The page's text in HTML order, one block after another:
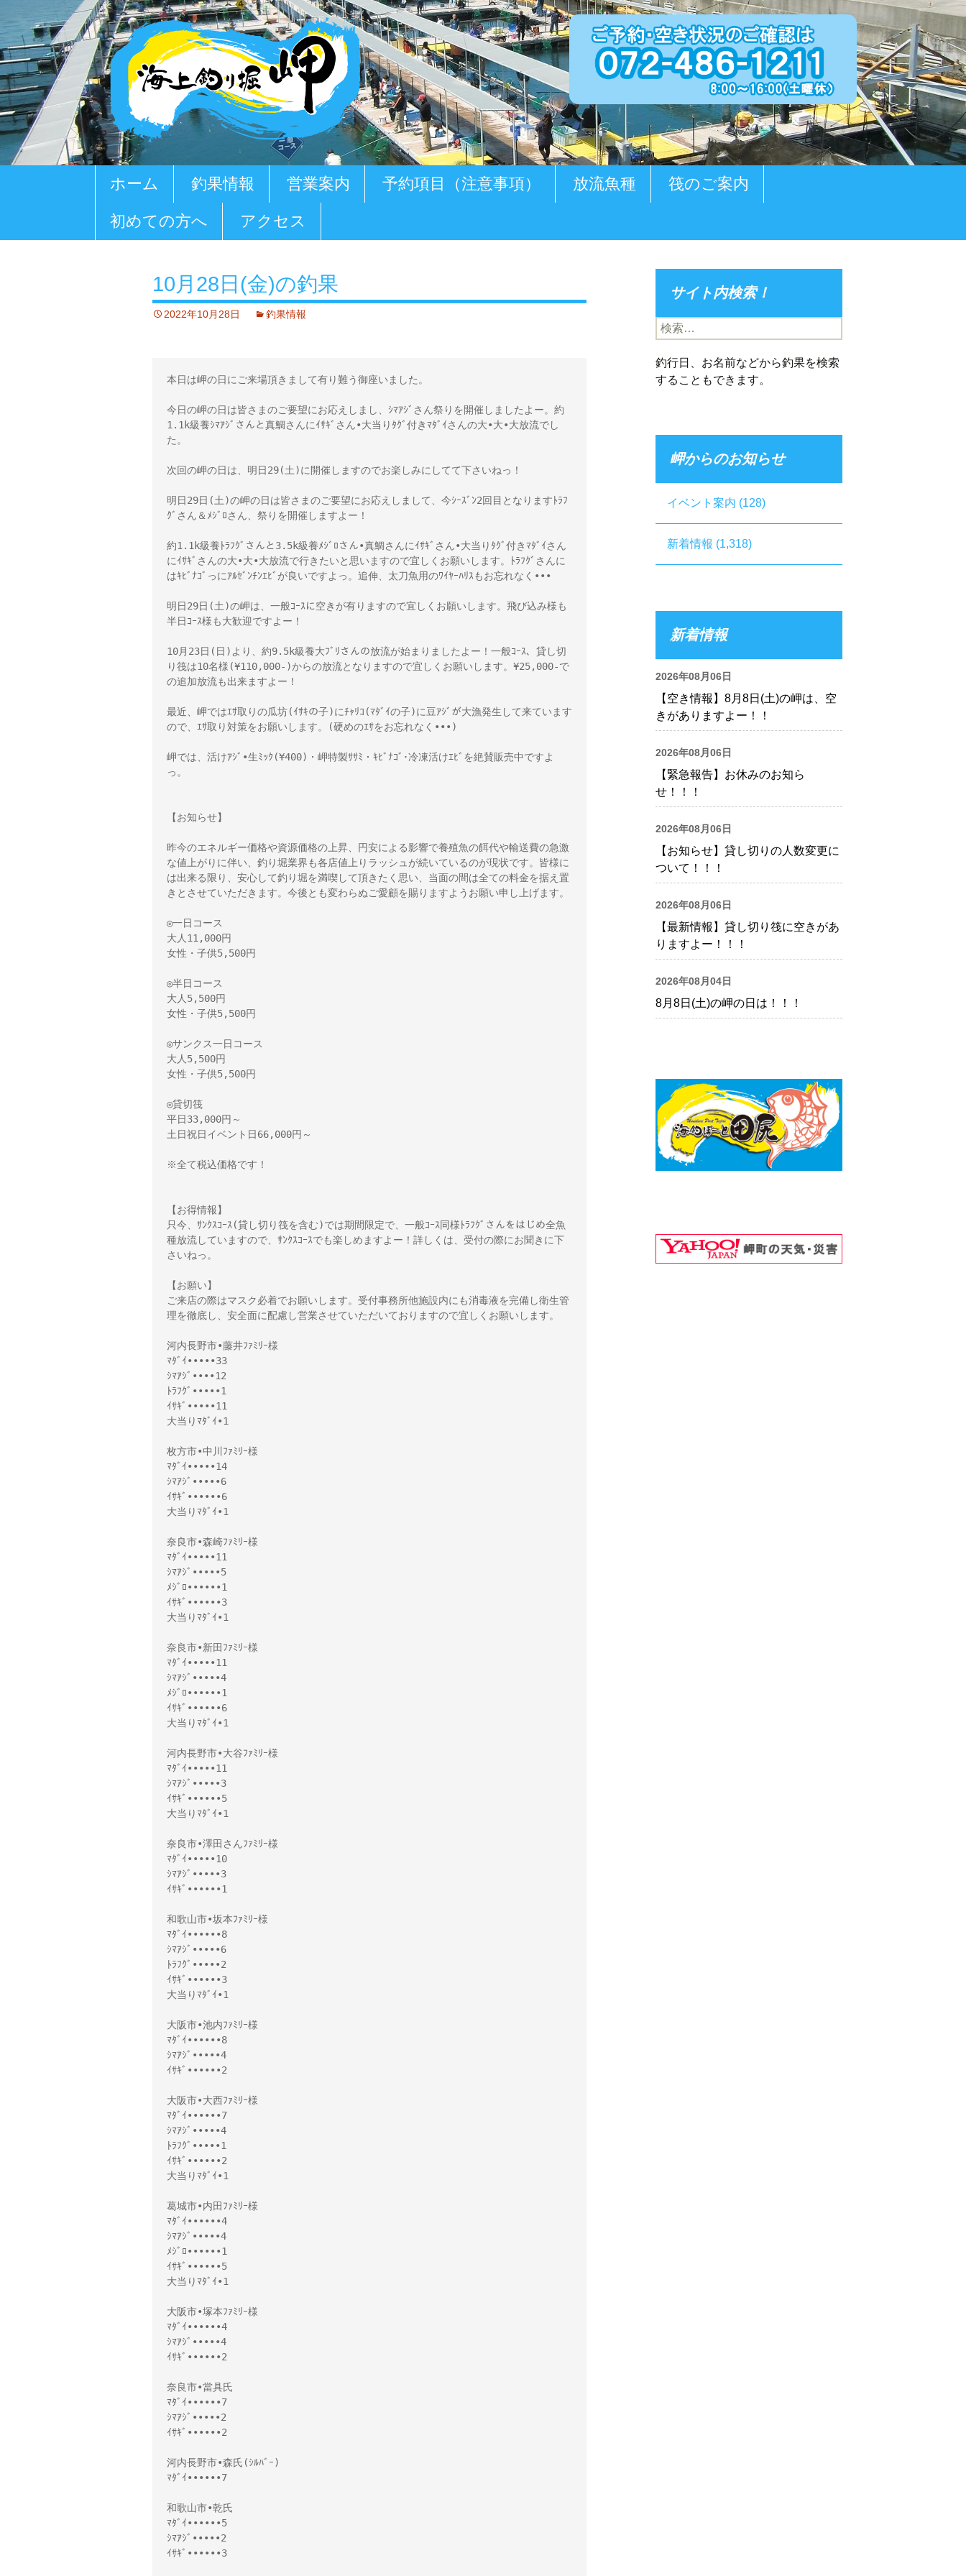
ツ
ホーム 釣果情報 営業案内 予約項目（注意事項） 放流魚種 筏のご案内
初めての方へ アクセス
10月28日(金)の釣果
2022年10月28日 釣果情報
本日は岬の日にご来場頂きまして有り難う御座いました。
今日の岬の日は皆さまのご要望にお応えしまし、ｼﾏｱｼﾞさん祭りを開催しましたよー。約
1.1k級養ｼﾏｱｼﾞさんと真鯛さんにｲｻｷﾞさん•大当りﾀｸﾞ付きﾏﾀﾞｲさんの大•大•大放流でし
た。
次回の岬の日は、明日29(土)に開催しますのでお楽しみにしてて下さいねっ！
明日29日(土)の岬の日は皆さまのご要望にお応えしまして、今ｼｰｽﾞﾝ2回目となりますﾄﾗﾌ
ｸﾞさん＆ﾒｼﾞﾛさん、祭りを開催しますよー！
約1.1k級養ﾄﾗﾌｸﾞさんと3.5k級養ﾒｼﾞﾛさん•真鯛さんにｲｻｷﾞさん•大当りﾀｸﾞ付きﾏﾀﾞｲさん
にｲｻｷﾞさんの大•大•大放流で行きたいと思いますので宜しくお願いします。ﾄﾗﾌｸﾞさんに
はｷﾋﾞﾅｺﾞっにｱﾙｾﾞﾝﾁﾝｴﾋﾞが良いですよっ。追伸、太刀魚用のﾜｲﾔｰﾊﾘｽもお忘れなく•••
明日29日(土)の岬は、一般ｺｰｽに空きが有りますので宜しくお願いします。飛び込み様も
半日ｺｰｽ様も大歓迎ですよー！
10月23日(日)より、約9.5k級養大ﾌﾞﾘさんの放流が始まりましたよー！一般ｺｰｽ、貸し切
り筏は10名様(¥110,000-)からの放流となりますので宜しくお願いします。¥25,000-で
の追加放流も出来ますよー！
最近、岬ではｴｻ取りの瓜坊(ｲｻｷの子)にﾁｬﾘｺ(ﾏﾀﾞｲの子)に豆ｱｼﾞが大漁発生して来ています
ので、ｴｻ取り対策をお願いします。(硬めのｴｻをお忘れなく•••)
岬では、活けｱｼﾞ•生ﾐｯｸ(¥400)・岬特製ｻｻﾐ・ｷﾋﾞﾅｺﾞ･冷凍活けｴﾋﾞを絶賛販売中ですよ
っ。
【お知らせ】
昨今のエネルギー価格や資源価格の上昇、円安による影響で養殖魚の餌代や輸送費の急激
な値上がりに伴い、釣り堀業界も各店値上りラッシュが続いているのが現状です。皆様に
は出来る限り、安心して釣り堀を満喫して頂きたく思い、当面の間は全ての料金を据え置
きとさせていただきます。今後とも変わらぬご愛顧を賜りますようお願い申し上げます。
◎一日コース
大人11,000円
女性・子供5,500円
◎半日コース
大人5,500円
女性・子供5,500円
◎サンクス一日コース
大人5,500円
女性・子供5,500円
◎貸切筏
平日33,000円～
土日祝日イベント日66,000円～
※全て税込価格です！
【お得情報】
只今、ｻﾝｸｽｺｰｽ(貸し切り筏を含む)では期間限定で、一般ｺｰｽ同様ﾄﾗﾌｸﾞさんをはじめ全魚
種放流していますので、ｻﾝｸｽｺｰｽでも楽しめますよー！詳しくは、受付の際にお聞きに下
さいねっ。
【お願い】
ご来店の際はマスク必着でお願いします。受付事務所他施設内にも消毒液を完備し衛生管
理を徹底し、安全面に配慮し営業させていただいておりますので宜しくお願いします。
河内長野市•藤井ﾌｧﾐﾘｰ様
ﾏﾀﾞｲ•••••33
ｼﾏｱｼﾞ••••12
ﾄﾗﾌｸﾞ•••••1
ｲｻｷﾞ•••••11
大当りﾏﾀﾞｲ•1
枚方市•中川ﾌｧﾐﾘｰ様
ﾏﾀﾞｲ•••••14
ｼﾏｱｼﾞ•••••6
ｲｻｷﾞ••••••6
大当りﾏﾀﾞｲ•1
奈良市•森崎ﾌｧﾐﾘｰ様
ﾏﾀﾞｲ•••••11
ｼﾏｱｼﾞ•••••5
ﾒｼﾞﾛ••••••1
ｲｻｷﾞ••••••3
大当りﾏﾀﾞｲ•1
奈良市•新田ﾌｧﾐﾘｰ様
ﾏﾀﾞｲ•••••11
ｼﾏｱｼﾞ•••••4
ﾒｼﾞﾛ••••••1
ｲｻｷﾞ••••••6
大当りﾏﾀﾞｲ•1
河内長野市•大谷ﾌｧﾐﾘｰ様
ﾏﾀﾞｲ•••••11
ｼﾏｱｼﾞ•••••3
ｲｻｷﾞ••••••5
大当りﾏﾀﾞｲ•1
奈良市•澤田さんﾌｧﾐﾘｰ様
ﾏﾀﾞｲ•••••10
ｼﾏｱｼﾞ•••••3
ｲｻｷﾞ••••••1
和歌山市•坂本ﾌｧﾐﾘｰ様
ﾏﾀﾞｲ••••••8
ｼﾏｱｼﾞ•••••6
ﾄﾗﾌｸﾞ•••••2
ｲｻｷﾞ••••••3
大当りﾏﾀﾞｲ•1
大阪市•池内ﾌｧﾐﾘｰ様
ﾏﾀﾞｲ••••••8
ｼﾏｱｼﾞ•••••4
ｲｻｷﾞ••••••2
大阪市•大西ﾌｧﾐﾘｰ様
ﾏﾀﾞｲ••••••7
ｼﾏｱｼﾞ•••••4
ﾄﾗﾌｸﾞ•••••1
ｲｻｷﾞ••••••2
大当りﾏﾀﾞｲ•1
葛城市•内田ﾌｧﾐﾘｰ様
ﾏﾀﾞｲ••••••4
ｼﾏｱｼﾞ•••••4
ﾒｼﾞﾛ••••••1
ｲｻｷﾞ••••••5
大当りﾏﾀﾞｲ•1
大阪市•塚本ﾌｧﾐﾘｰ様
ﾏﾀﾞｲ••••••4
ｼﾏｱｼﾞ•••••4
ｲｻｷﾞ••••••2
奈良市•當具氏
ﾏﾀﾞｲ••••••7
ｼﾏｱｼﾞ•••••2
ｲｻｷﾞ••••••2
河内長野市•森氏(ｼﾙﾊﾞｰ)
ﾏﾀﾞｲ••••••7
和歌山市•乾氏
ﾏﾀﾞｲ••••••5
ｼﾏｱｼﾞ•••••2
ｲｻｷﾞ••••••3
サイト内検索！
検
索:
釣行日、お名前などから釣果を検索
することもできます。
岬からのお知らせ
イベント案内 (128)
新着情報 (1,318)
新着情報
2026年08月06日
【空き情報】8月8日(土)の岬は、空
きがありますよー！！
2026年08月06日
【緊急報告】お休みのお知ら
せ！！！
2026年08月06日
【お知らせ】貸し切りの人数変更に
ついて！！！
2026年08月06日
【最新情報】貸し切り筏に空きがあ
りますよー！！！
2026年08月04日
8月8日(土)の岬の日は！！！